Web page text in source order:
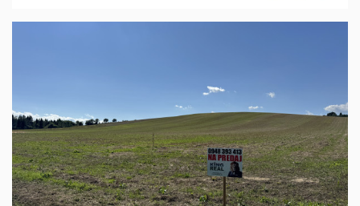
Ľubovne